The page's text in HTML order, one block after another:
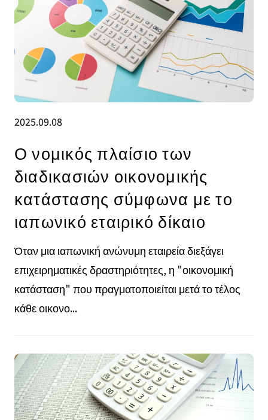
2025.09.08
Ο νομικός πλαίσιο των
διαδικασιών οικονομικής
κατάστασης σύμφωνα με το
ιαπωνικό εταιρικό δίκαιο
Όταν μια ιαπωνική ανώνυμη εταιρεία διεξάγει
επιχειρηματικές δραστηριότητες, η "οικονομική
κατάσταση" που πραγματοποιείται μετά το τέλος
κάθε οικονο...